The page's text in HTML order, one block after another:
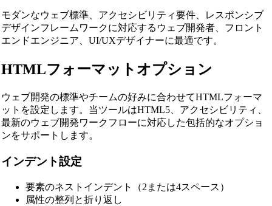
モダンなウェブ標準、アクセシビリティ要件、レスポンシブ
デザインフレームワークに対応するウェブ開発者、フロント
エンドエンジニア、UI/UXデザイナーに最適です。
HTMLフォーマットオプション
ウェブ開発の標準やチームの好みに合わせてHTMLフォーマ
ットを設定します。当ツールはHTML5、アクセシビリティ、
最新のウェブ開発ワークフローに対応した包括的なオプショ
ンをサポートします。
インデント設定
要素のネストインデント（2または4スペース）
属性の整列と折り返し